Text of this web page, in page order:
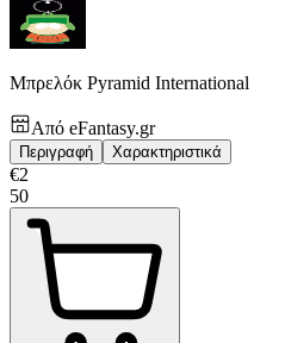
Μπρελόκ Pyramid International
Από eFantasy.gr
Περιγραφή Χαρακτηριστικά
€2
50